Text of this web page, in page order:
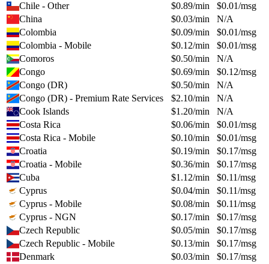
Chile - Other
$0.89/min $0.01/msg
China
$0.03/min
N/A
Colombia
$0.09/min $0.01/msg
Colombia - Mobile
$0.12/min $0.01/msg
Comoros
$0.50/min
N/A
Congo
$0.69/min $0.12/msg
Congo (DR)
$0.50/min
N/A
Congo (DR) - Premium Rate Services
$2.10/min
N/A
Cook Islands
$1.20/min
N/A
Costa Rica
$0.06/min $0.01/msg
Costa Rica - Mobile
$0.10/min $0.01/msg
Croatia
$0.19/min $0.17/msg
Croatia - Mobile
$0.36/min $0.17/msg
Cuba
$1.12/min $0.11/msg
Cyprus
$0.04/min $0.11/msg
Cyprus - Mobile
$0.08/min $0.11/msg
Cyprus - NGN
$0.17/min $0.17/msg
Czech Republic
$0.05/min $0.17/msg
Czech Republic - Mobile
$0.13/min $0.17/msg
Denmark
$0.03/min $0.17/msg